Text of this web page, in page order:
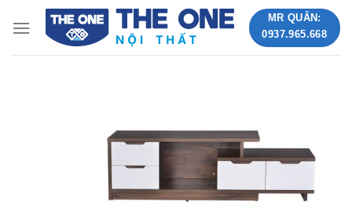
MR QUÂN:
0937.965.668